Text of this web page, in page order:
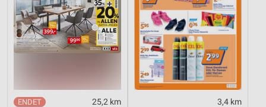
25,2 km 3,4 km